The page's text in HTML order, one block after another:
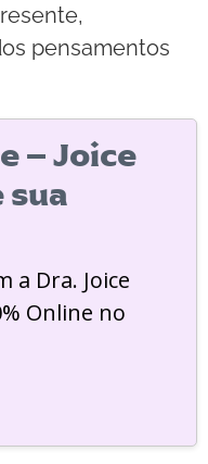
pensamentos
– Joice
sua
a Dra. Joice
Online no